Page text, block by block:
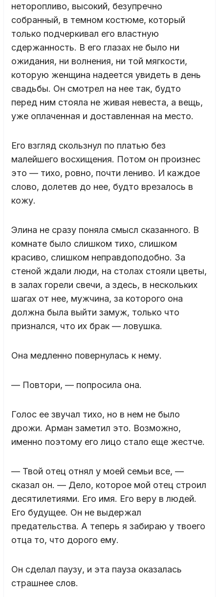
неторопливо, высокий, безупречно
собранный, в темном костюме, который
только подчеркивал его властную
сдержанность. В его глазах не было ни
ожидания, ни волнения, ни той мягкости,
которую женщина надеется увидеть в день
свадьбы. Он смотрел на нее так, будто
перед ним стояла не живая невеста, а вещь,
уже оплаченная и доставленная на место.
Его взгляд скользнул по платью без
малейшего восхищения. Потом он произнес
это — тихо, ровно, почти лениво. И каждое
слово, долетев до нее, будто врезалось в
кожу.
Элина не сразу поняла смысл сказанного. В
комнате было слишком тихо, слишком
красиво, слишком неправдоподобно. За
стеной ждали люди, на столах стояли цветы,
в залах горели свечи, а здесь, в нескольких
шагах от нее, мужчина, за которого она
должна была выйти замуж, только что
признался, что их брак — ловушка.
Она медленно повернулась к нему.
— Повтори, — попросила она.
Голос ее звучал тихо, но в нем не было
дрожи. Арман заметил это. Возможно,
именно поэтому его лицо стало еще жестче.
— Твой отец отнял у моей семьи все, —
сказал он. — Дело, которое мой отец строил
десятилетиями. Его имя. Его веру в людей.
Его будущее. Он не выдержал
предательства. А теперь я забираю у твоего
отца то, что дорого ему.
Он сделал паузу, и эта пауза оказалась
страшнее слов.